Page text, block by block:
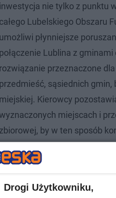
inwestycja nie tylko z punktu
całego Lubelskiego Obszaru
umożliwi płynniejsze
połączenie Lublina z
rozwiązanie przeznaczone
przedmieść, sąsiednich
miejskiej. Kierowcy
miejscach i
zbiorowej, by w ten sposób
– mówi Artur
ds. Inwestycji i Rozwoju.
roku mieszkańcy
Drogi Użytkowniku,